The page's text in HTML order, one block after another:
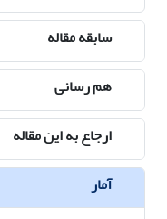
سابقه مقاله
هم رسانی
ارجاع به این مقاله
آمار